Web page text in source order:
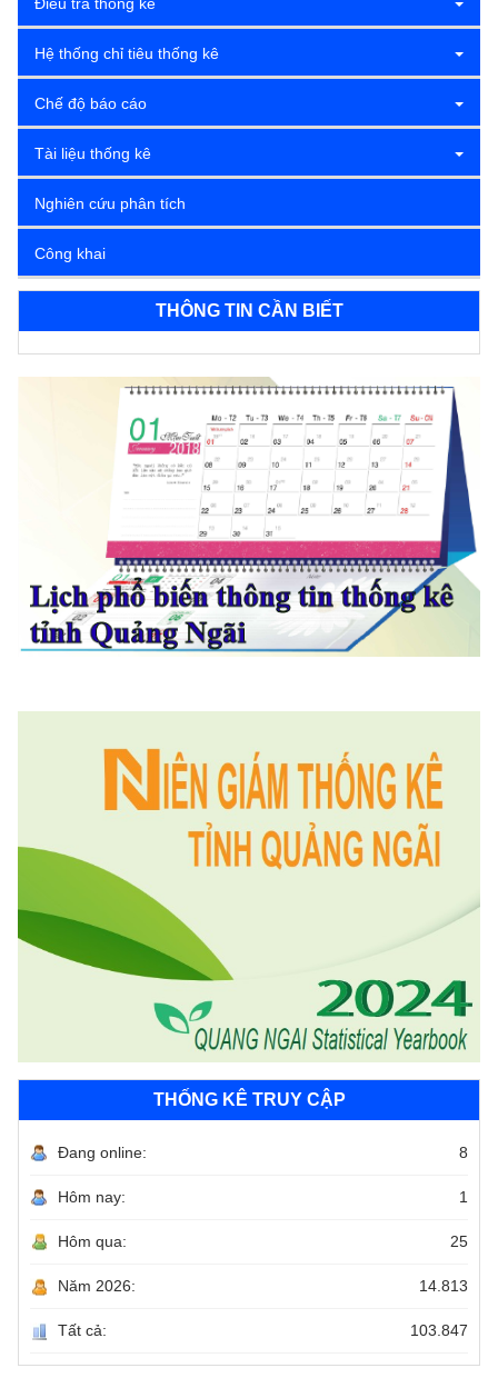
Hệ thống chỉ tiêu thống kê
Chế độ báo cáo
Tài liệu thống kê
Nghiên cứu phân tích
Công khai
THÔNG TIN CẦN BIẾT
THỐNG KÊ TRUY CẬP
Đang online: 8
Hôm nay: 1
Hôm qua: 25
Năm 2026: 14.813
Tất cả: 103.847